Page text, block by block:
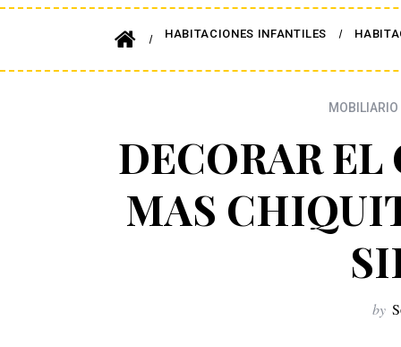
HABITACIONES INFANTILES
DECORAR EL
MAS
by